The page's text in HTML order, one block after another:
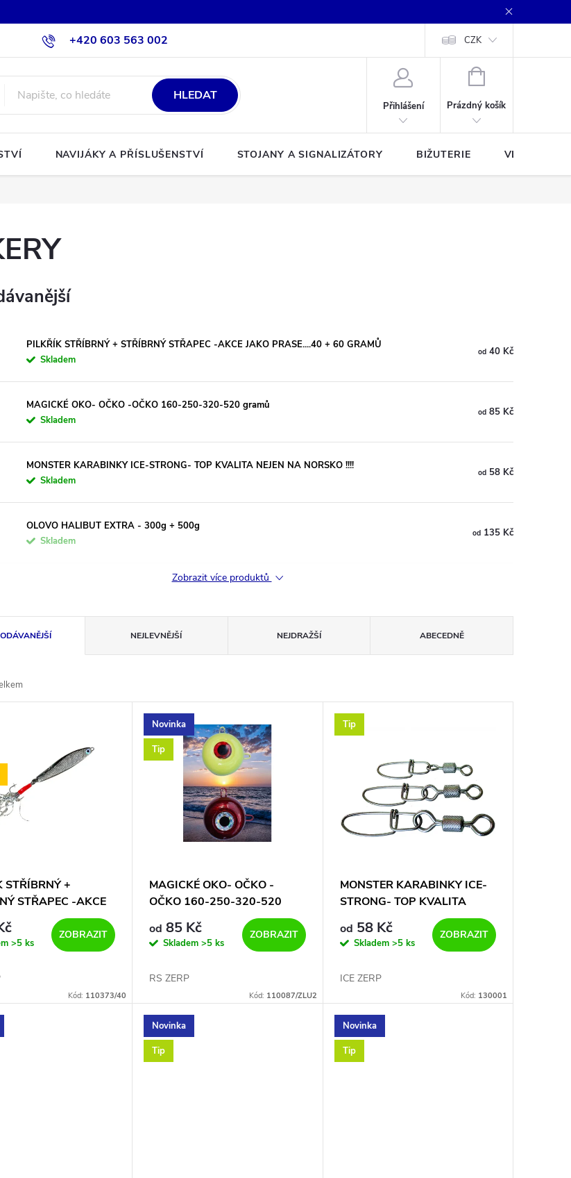
+420 603 563 002 CZK
HLEDAT
Přihlášení
NÁKUPNÍ
Prázdný košík
NAVIJÁKY A PŘÍSLUŠENSTVÍ STOJANY A SIGNALIZÁTORY BIŽUTERIE VLASCE A
PILKŘÍK STŘÍBRNÝ + STŘÍBRNÝ STŘAPEC -AKCE JAKO PRASE....40 + 60 GRAMŮ
Skladem
od 40 Kč
MAGICKÉ OKO- OČKO -OČKO 160-250-320-520 gramů
Skladem
od 85 Kč
MONSTER KARABINKY ICE-STRONG- TOP KVALITA NEJEN NA NORSKO !!!!
Skladem
od 58 Kč
OLOVO HALIBUT EXTRA - 300g + 500g
Skladem
od 135 Kč
Zobrazit více produktů
NEJLEVNĚJŠÍ NEJDRAŽŠÍ ABECEDNĚ
STŘÍBRNÝ +
STŘAPEC -AKCE
+ 60
>5 ks
ZOBRAZIT
Kód: 110373/40
Novinka
Tip
MAGICKÉ OKO- OČKO -
OČKO 160-250-320-520
od 85 Kč
Skladem>5 ks
ZOBRAZIT
RS ZERP
Kód: 110087/ZLU2
Tip
MONSTER KARABINKY ICE-
STRONG- TOP KVALITA
NEJEN NA NORSKO !!!!
od 58 Kč
Skladem >5 ks
ZOBRAZIT
ICE ZERP
Kód: 130001
Novinka
Tip
Novinka
Tip